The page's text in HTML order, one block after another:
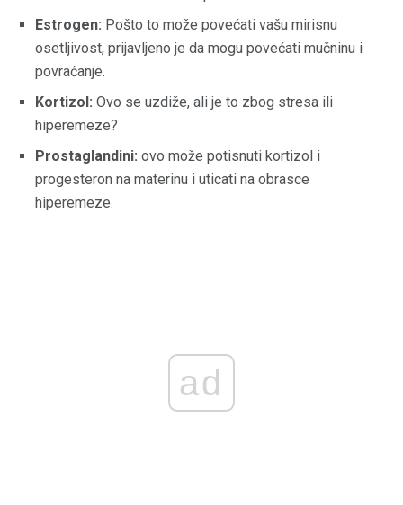
Estrogen: Pošto to može povećati vašu mirisnu
osetljivost, prijavljeno je da mogu povećati mučninu i
povraćanje.
Kortizol: Ovo se uzdiže, ali je to zbog stresa ili
hiperemeze?
Prostaglandini: ovo može potisnuti kortizol i
progesteron na materinu i uticati na obrasce
hiperemeze.
ad